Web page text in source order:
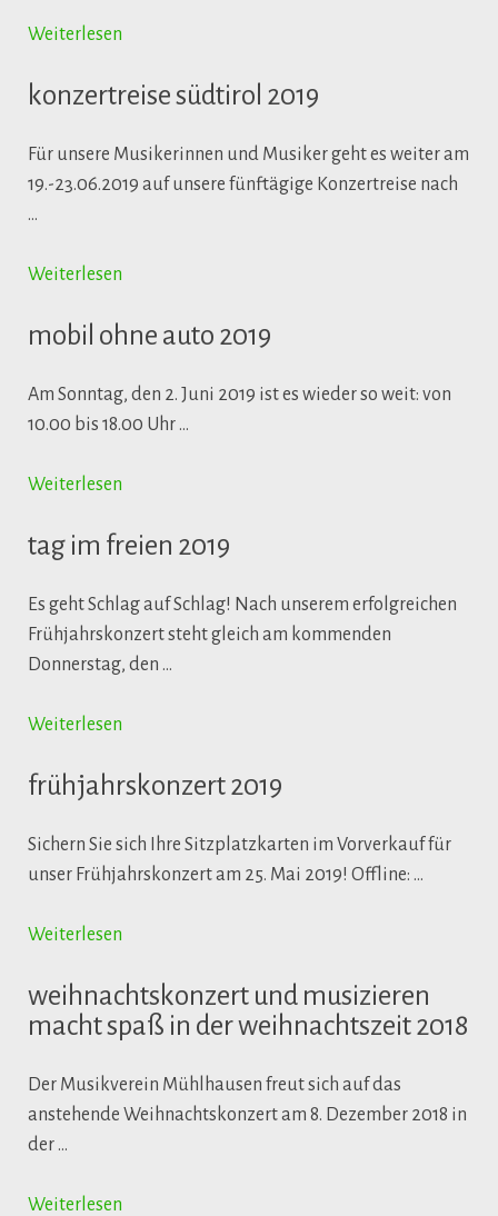
Weiterlesen
konzertreise südtirol 2019
Für unsere Musikerinnen und Musiker geht es weiter am
19.-23.06.2019 auf unsere fünftägige Konzertreise nach
…
Weiterlesen
mobil ohne auto 2019
Am Sonntag, den 2. Juni 2019 ist es wieder so weit: von
10.00 bis 18.00 Uhr …
Weiterlesen
tag im freien 2019
Es geht Schlag auf Schlag! Nach unserem erfolgreichen
Frühjahrskonzert steht gleich am kommenden
Donnerstag, den …
Weiterlesen
frühjahrskonzert 2019
Sichern Sie sich Ihre Sitzplatzkarten im Vorverkauf für
unser Frühjahrskonzert am 25. Mai 2019! Offline: …
Weiterlesen
weihnachtskonzert und musizieren
macht spaß in der weihnachtszeit 2018
Der Musikverein Mühlhausen freut sich auf das
anstehende Weihnachtskonzert am 8. Dezember 2018 in
der …
Weiterlesen